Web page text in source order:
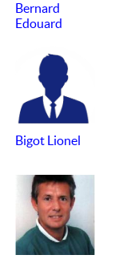
Bernard
Edouard
Bigot Lionel